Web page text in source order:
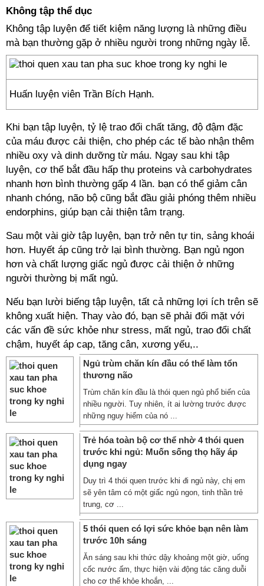
Không tập thể dục
Không tập luyện để tiết kiệm năng lượng là những điều
mà bạn thường gặp ở nhiều người trong những ngày lễ.
Huấn luyện viên Trần Bích Hạnh.
Khi bạn tập luyện, tỷ lệ trao đổi chất tăng, độ đậm đặc
của máu được cải thiện, cho phép các tế bào nhận thêm
nhiều oxy và dinh dưỡng từ máu. Ngay sau khi tập
luyện, cơ thể bắt đầu hấp thụ proteins và carbohydrates
nhanh hơn bình thường gấp 4 lần. bạn có thể giảm cân
nhanh chóng, não bộ cũng bắt đầu giải phóng thêm nhiều
endorphins, giúp bạn cải thiện tâm trạng.
Sau một vài giờ tập luyện, bạn trở nên tự tin, sảng khoái
hơn. Huyết áp cũng trở lại bình thường. Bạn ngủ ngon
hơn và chất lượng giấc ngủ được cải thiện ở những
người thường bị mất ngủ.
Nếu bạn lười biếng tập luyện, tất cả những lợi ích trên sẽ
không xuất hiện. Thay vào đó, bạn sẽ phải đối mặt với
các vấn đề sức khỏe như stress, mất ngủ, trao đổi chất
chậm, huyết áp cap, tăng cân, xương yếu,..
Ngủ trùm chăn kín đầu có thể làm tổn
thương não
Trùm chăn kín đầu là thói quen ngủ phổ biến của
nhiều người. Tuy nhiên, ít ai lường trước được
những nguy hiểm của nó ...
Trẻ hóa toàn bộ cơ thể nhờ 4 thói quen
trước khi ngủ: Muốn sống thọ hãy áp
dụng ngay
Duy trì 4 thói quen trước khi đi ngủ này, chị em
sẽ yên tâm có một giấc ngủ ngon, tinh thần trẻ
trung, cơ ...
5 thói quen có lợi sức khỏe bạn nên làm
trước 10h sáng
Ăn sáng sau khi thức dậy khoảng một giờ, uống
cốc nước ấm, thực hiện vài động tác căng duỗi
cho cơ thể khỏe khoắn, ...